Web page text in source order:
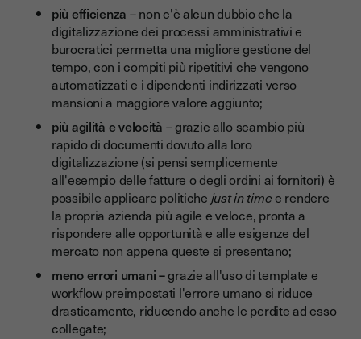
più efficienza – non c'è alcun dubbio che la
digitalizzazione dei processi amministrativi e
burocratici permetta una migliore gestione del
tempo, con i compiti più ripetitivi che vengono
automatizzati e i dipendenti indirizzati verso
mansioni a maggiore valore aggiunto;
più agilità e velocità – grazie allo scambio più
rapido di documenti dovuto alla loro
digitalizzazione (si pensi semplicemente
all'esempio dellefatture o degli ordini ai fornitori) è
possibile applicare politiche just in timee rendere
la propria azienda più agile e veloce, pronta a
rispondere alle opportunità e alle esigenze del
mercato non appena queste si presentano;
meno errori umani –grazie all'uso di template e
workflow preimpostati l'errore umano si riduce
drasticamente, riducendo anche le perdite ad esso
collegate;